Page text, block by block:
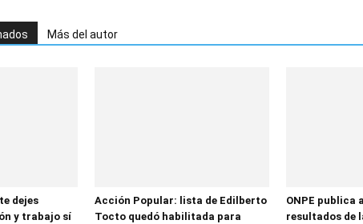
Más del autor
dejes
y trabajo sí
Acción Popular: lista de Edilberto
Tocto quedó habilitada para
ONPE publica
resultados de